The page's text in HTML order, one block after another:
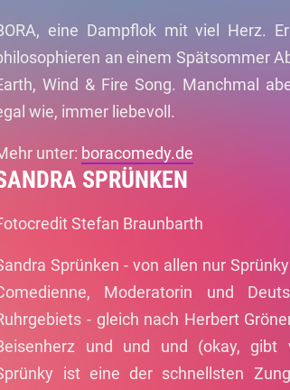
eine Dampflok mit viel Herz.
an einem Spätsommer
Wind & Fire Song. Manchmal
wie, immer liebevoll.
unter: boracomedy.de
SPRÜNKEN
Stefan Braunbarth
Sprünken - von allen nur
Moderatorin und
- gleich nach Herbert
und und und (okay, gibt
ist eine der schnellsten